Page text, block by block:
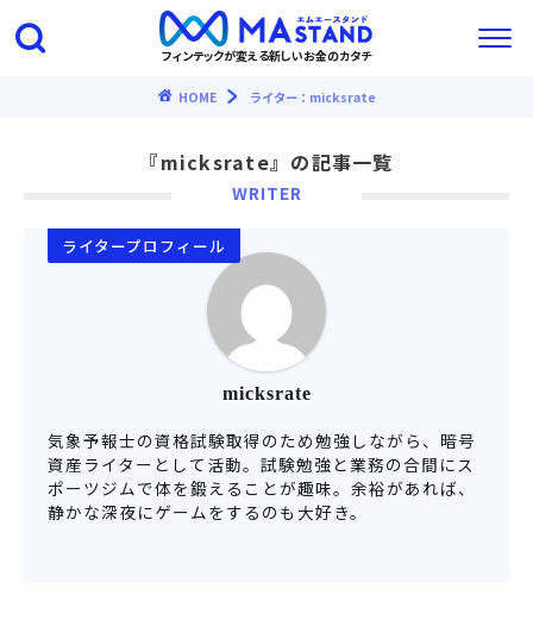
フィンテックが変える新しいお金のカタチ
HOME ライター：micksrate
『micksrate』の記事一覧
WRITER
ライタープロフィール
micksrate
気象予報士の資格試験取得のため勉強しながら、暗号
資産ライターとして活動。試験勉強と業務の合間にス
ポーツジムで体を鍛えることが趣味。余裕があれば、
静かな深夜にゲームをするのも大好き。